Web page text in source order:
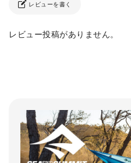
レビューを書く
レビュー投稿がありません。